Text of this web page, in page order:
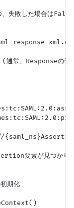
失敗した場合は
通常、Responseの子
要素が見つかり
期化